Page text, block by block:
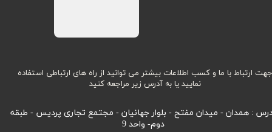
جهت ارتباط با ما و کسب اطلاعات بیشتر می توانید از راه های ارتباطی استفاده
نمایید یا به آدرس زیر مراجعه کنید
: همدان - میدان مفتح - بلوار جهانیان - مجتمع تجاری پردیس - طبقه
دوم- واحد 9